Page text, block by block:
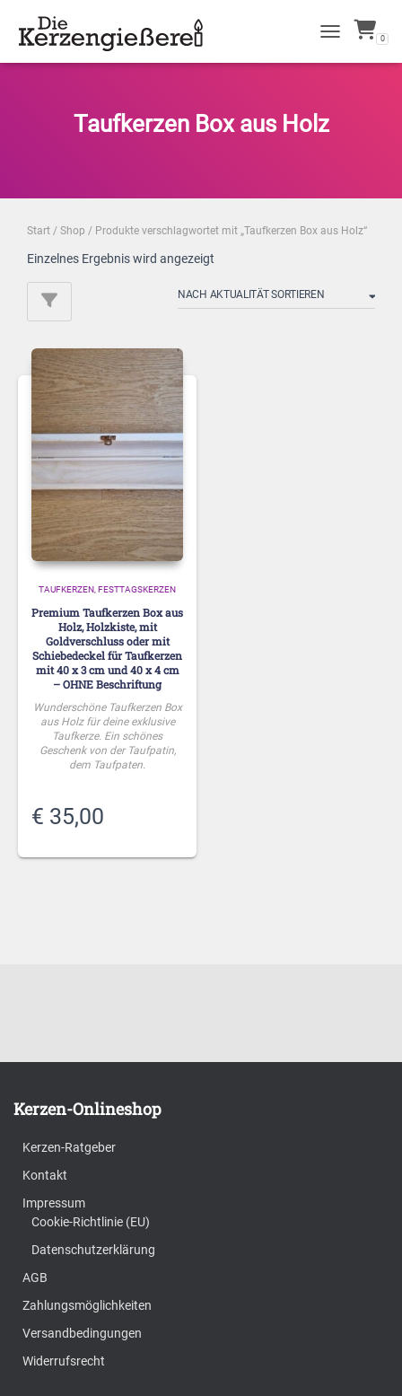
NAVIGATION
0
Taufkerzen Box aus Holz
Start / Shop / Produkte verschlagwortet mit „Taufkerzen Box aus Holz“
Einzelnes Ergebnis wird angezeigt
TAUFKERZEN FESTTAGSKERZEN
Premium Taufkerzen Box aus
Holz, Holzkiste, mit
Goldverschluss oder mit
Schiebedeckel für Taufkerzen
mit 40 x 3 cm und 40 x 4 cm
– OHNE Beschriftung
Wunderschöne Taufkerzen Box
aus Holz für deine exklusive
Taufkerze. Ein schönes
Geschenk von der Taufpatin,
dem Taufpaten.
€ 35,00
Kerzen-Onlineshop
Kerzen-Ratgeber
Kontakt
Impressum
Cookie-Richtlinie (EU)
Datenschutzerklärung
AGB
Zahlungsmöglichkeiten
Versandbedingungen
Widerrufsrecht